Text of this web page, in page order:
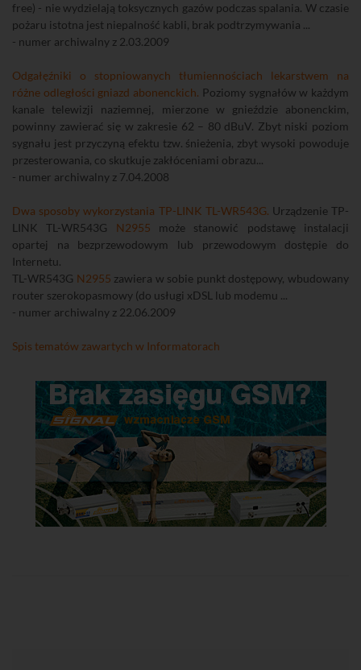
free) - nie wydzielają toksycznych gazów podczas spalania. W czasie
pożaru istotna jest niepalność kabli, brak podtrzymywania ...
- numer archiwalny z 2.03.2009
Odgałęźniki o stopniowanych tłumiennościach lekarstwem na
różne odległości gniazd abonenckich. Poziomy sygnałów w każdym
kanale telewizji naziemnej, mierzone w gnieździe abonenckim,
powinny zawierać się w zakresie 62 – 80 dBuV. Zbyt niski poziom
sygnału jest przyczyną efektu tzw. śnieżenia, zbyt wysoki powoduje
przesterowania, co skutkuje zakłóceniami obrazu...
- numer archiwalny z 7.04.2008
Dwa sposoby wykorzystania TP-LINK TL-WR543G. Urządzenie TP-
LINK TL-WR543G N2955 może stanowić podstawę instalacji
opartej na bezprzewodowym lub przewodowym dostępie do
Internetu.
TL-WR543G N2955 zawiera w sobie punkt dostępowy, wbudowany
router szerokopasmowy (do usługi xDSL lub modemu ...
- numer archiwalny z 22.06.2009
Spis tematów zawartych w Informatorach